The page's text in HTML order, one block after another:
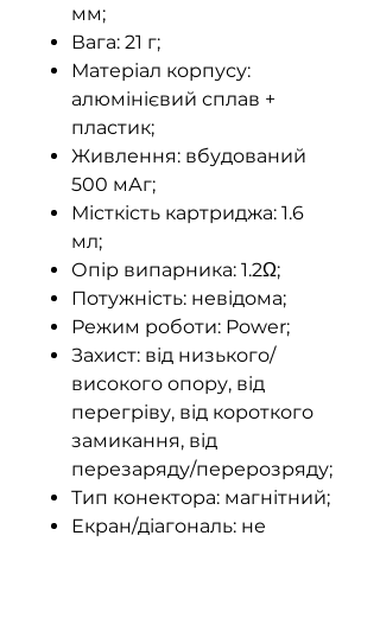
мм;
Вага: 21 г;
Матеріал корпусу:
алюмінієвий сплав +
пластик;
Живлення: вбудований
500 мАг;
Місткість картриджа: 1.6
мл;
Опір випарника: 1.2Ω;
Потужність: невідома;
Режим роботи: Power;
Захист: від низького/
високого опору, від
перегріву, від короткого
замикання, від
перезаряду/перерозряду;
Тип конектора: магнітний;
Екран/діагональ: не